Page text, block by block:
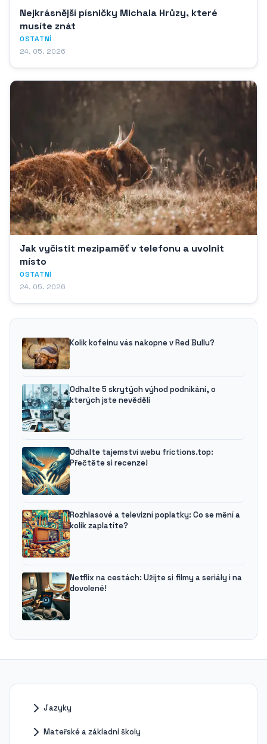
Nejkrásnější písničky Michala Hrůzy, které
musíte znát
OSTATNÍ
24. 05. 2026
Jak vyčistit mezipaměť v telefonu a uvolnit
místo
OSTATNÍ
24. 05. 2026
Kolik kofeinu vás nakopne v Red Bullu?
Odhalte 5 skrytých výhod podnikání, o
kterých jste nevěděli
Odhalte tajemství webu frictions.top:
Přečtěte si recenze!
Rozhlasové a televizní poplatky: Co se mění a
kolik zaplatíte?
Netflix na cestách: Užijte si filmy a seriály i na
dovolené!
Jazyky
Mateřské a základní školy